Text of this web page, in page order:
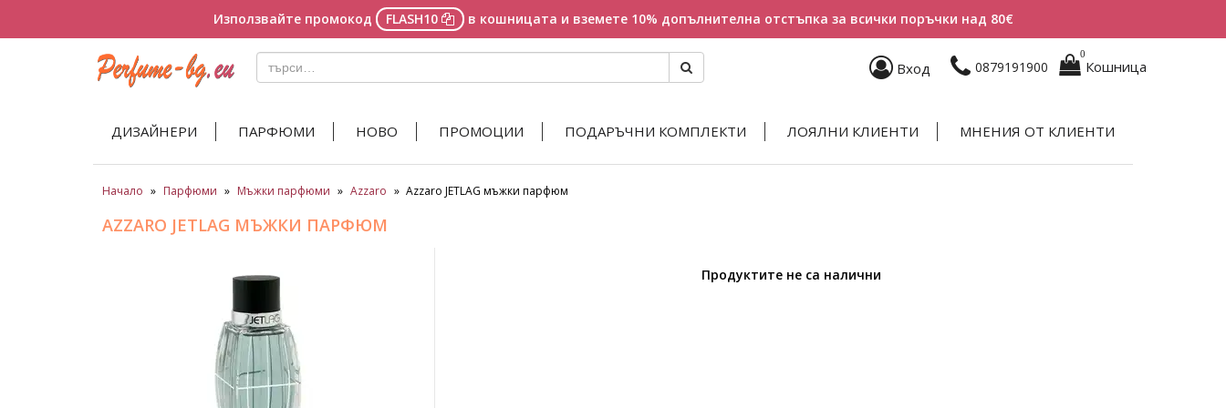
Използвайте промокод FLASH10 в кошницата и вземете 10% допълнителна отстъпка за всички поръчки над 80€
Вход 0879191900
0
Кошница
ДИЗАЙНЕРИ ПАРФЮМИ НОВО ПРОМОЦИИ ПОДАРЪЧНИ КОМПЛЕКТИ ЛОЯЛНИ КЛИЕНТИ МНЕНИЯ ОТ КЛИЕНТИ
Начало » Парфюми » Мъжки парфюми » Azzaro » Azzaro JETLAG мъжки парфюм
AZZARO JETLAG МЪЖКИ ПАРФЮМ
Продуктите не са налични